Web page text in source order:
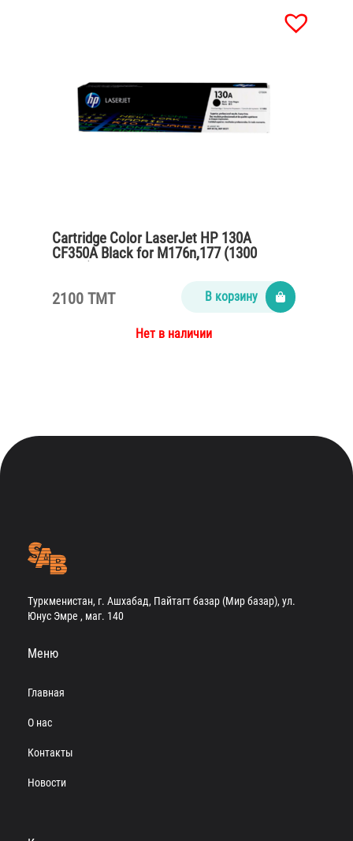
Cartridge Color LaserJet HP 130A
CF350A Black for M176n,177 (1300
2100 TMT В корзину
Нет в наличии
Туркменистан, г. Ашхабад, Пайтагт базар (Мир базар), ул.
Юнус Эмре , маг. 140
Меню
Главная
О нас
Контакты
Новости